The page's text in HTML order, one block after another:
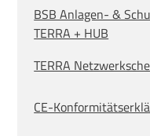
BSB Anlagen- &
TERRA + HUB
TERRA
CE-